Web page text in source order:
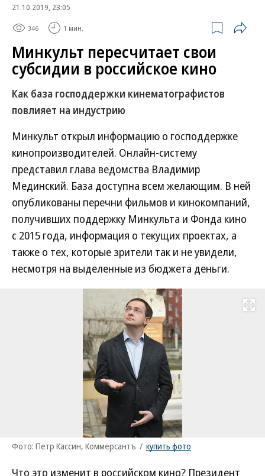
21.10.2019, 23:05
346 1 мин.
Минкульт пересчитает свои
субсидии в российское кино
Как база господдержки кинематографистов
повлияет на индустрию
Минкульт открыл информацию о господдержке
кинопроизводителей. Онлайн-систему
представил глава ведомства Владимир
Мединский. База доступна всем желающим. В ней
опубликованы перечни фильмов и кинокомпаний,
получивших поддержку Минкульта и Фонда кино
с 2015 года, информация о текущих проектах, а
также о тех, которые зрители так и не увидели,
несмотря на выделенные из бюджета деньги.
Развернуть
Фото: Петр Кассин, Коммерсантъ / купить фото
Что это изменит в российском кино? Президент